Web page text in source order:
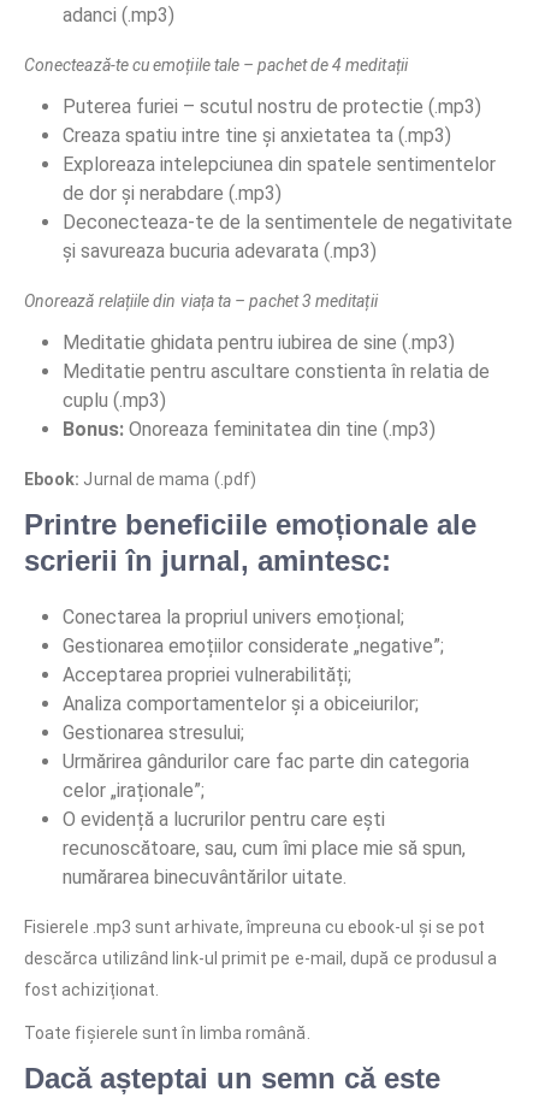
adanci (.mp3)
Conectează-te cu emoțiile tale – pachet de 4 meditații
Puterea furiei – scutul nostru de protectie (.mp3)
Creaza spatiu intre tine și anxietatea ta (.mp3)
Exploreaza intelepciunea din spatele sentimentelor
de dor și nerabdare (.mp3)
Deconecteaza-te de la sentimentele de negativitate
și savureaza bucuria adevarata (.mp3)
Onorează relațiile din viața ta – pachet 3 meditații
Meditatie ghidata pentru iubirea de sine (.mp3)
Meditatie pentru ascultare constienta în relatia de
cuplu (.mp3)
Bonus: Onoreaza feminitatea din tine (.mp3)
Ebook: Jurnal de mama (.pdf)
Printre beneficiile emoționale ale
scrierii în jurnal, amintesc:
Conectarea la propriul univers emoțional;
Gestionarea emoțiilor considerate „negative”;
Acceptarea propriei vulnerabilități;
Analiza comportamentelor și a obiceiurilor;
Gestionarea stresului;
Urmărirea gândurilor care fac parte din categoria
celor „iraționale”;
O evidență a lucrurilor pentru care ești
recunoscătoare, sau, cum îmi place mie să spun,
numărarea binecuvântărilor uitate.
Fisierele .mp3 sunt arhivate, împreuna cu ebook-ul și se pot
descărca utilizând link-ul primit pe e-mail, după ce produsul a
fost achiziționat.
Toate fișierele sunt în limba română.
Dacă așteptai un semn că este